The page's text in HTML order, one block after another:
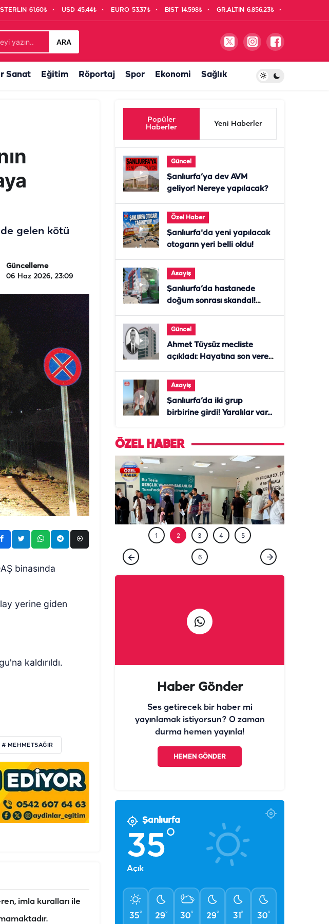
STERLIN 61,60₺ USD 45,44₺ EURO 53,37₺ BIST 14.598₺ GR.ALTIN 6.856,23₺
ARA
Sanat Eğitim Röportaj Spor Ekonomi Sağlık
gelen kötü
Güncelleme
06 Haz 2026, 23:09
binasında
yerine giden
kaldırıldı.
# MEHMETSAĞIR
imla kuralları ile
Popüler
Haberler
Yeni Haberler
Güncel
Şanlıurfa’ya dev AVM
geliyor! Nereye yapılacak?
Özel Haber
Şanlıurfa'da yeni yapılacak
otogarın yeri belli oldu!
Asayiş
Şanlıurfa’da hastanede
doğum sonrası skandal!
Güncel
Ahmet Tüysüz mecliste
açıkladı: Hayatına son veren
ölmezdim" notunu bıraktı
Asayiş
Şanlıurfa’da iki grup
birbirine girdi! Yaralılar var...
ÖZEL HABER
GÜNCEL
Şanlıurfa’da ‘Milyoner’ olmak isteyenler
1 2 3 4 5
6
Haber Gönder
Ses getirecek bir haber mi
yayınlamak istiyorsun? O zaman
durma hemen yayınla!
HEMEN GÖNDER
Şanlıurfa
35°
Açık
35° 29° 30° 29° 31° 30°